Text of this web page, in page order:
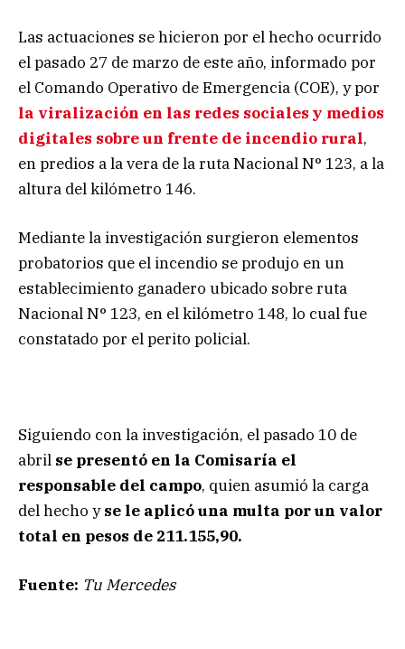
Las actuaciones se hicieron por el hecho ocurrido
el pasado 27 de marzo de este año, informado por
el Comando Operativo de Emergencia (COE), y por
la viralización en las redes sociales y medios
digitales sobre un frente de incendio rural,
en predios a la vera de la ruta Nacional N° 123, a la
altura del kilómetro 146.
Mediante la investigación surgieron elementos
probatorios que el incendio se produjo en un
establecimiento ganadero ubicado sobre ruta
Nacional N° 123, en el kilómetro 148, lo cual fue
constatado por el perito policial.
Siguiendo con la investigación, el pasado 10 de
abril se presentó en la Comisaría el
responsable del campo, quien asumió la carga
del hecho yse le aplicó una multa por un valor
total en pesos de 211.155,90.
Fuente: Tu Mercedes